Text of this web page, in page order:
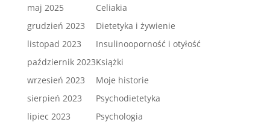
maj 2025
grudzień 2023
listopad 2023
październik 2023
wrzesień 2023
sierpień 2023
lipiec 2023
Celiakia
Dietetyka i żywienie
Insulinooporność i otyłość
Książki
Moje historie
Psychodietetyka
Psychologia